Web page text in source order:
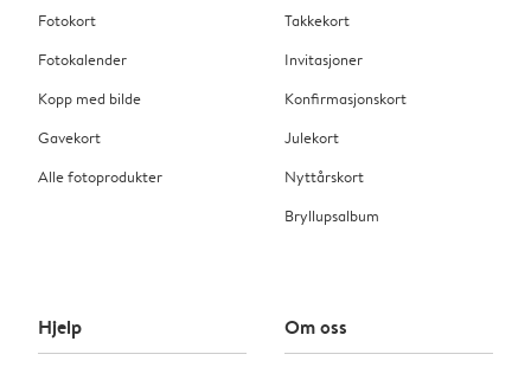
Fotokort
Fotokalender
Kopp med bilde
Gavekort
Alle fotoprodukter
Takkekort
Invitasjoner
Konfirmasjonskort
Julekort
Nyttårskort
Bryllupsalbum
Hjelp Om oss